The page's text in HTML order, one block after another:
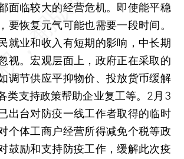
面临较大的经营危机。即使能平稳
要恢复元气可能也需要一段时间。
就业和收入有短期的影响，中长期
视。宏观层面上，政府正在采取的
调节供应平抑物价、投放货币缓解
类支持政策帮助企业复工等。2月3
出台对防疫一线工作者取得的临时
个体工商户经营所得减免个税等政
鼓励和支持防疫工作，缓解此次疫